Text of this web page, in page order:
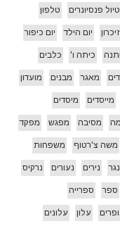
טיול פנסיונרים טלפון
יום הילד יום כיפור
כיתה ו' כלבים
מאגר מבנים מועדון
מייסדים מיסדים
מסיבה מפגש מפקד
משה צ'רטוף משפחות
נירים נעורים נרקיס
ספר ספרייה
עלון עלונים